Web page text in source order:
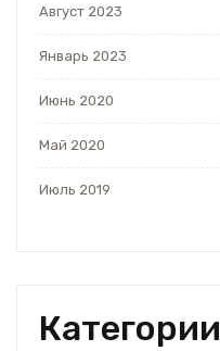
Август 2023
Январь 2023
Июнь 2020
Май 2020
Июль 2019
Категории